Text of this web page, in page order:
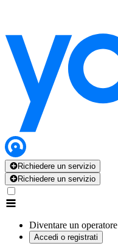
Richiedere un servizio
Richiedere un servizio
Diventare un operatore
Accedi o registrati